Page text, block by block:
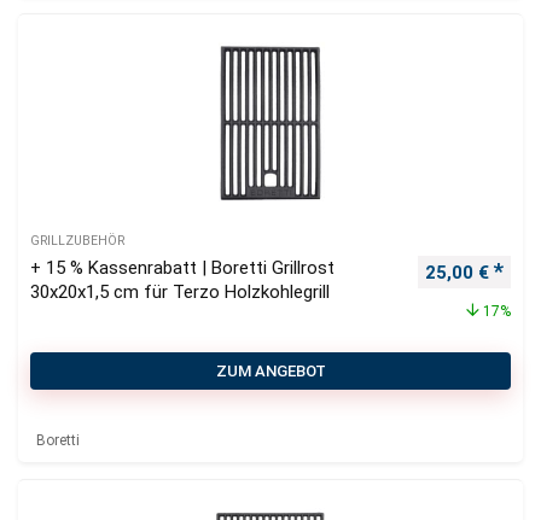
GRILLZUBEHÖR
+ 15 % Kassenrabatt | Boretti Grillrost
30x20x1,5 cm für Terzo Holzkohlegrill
25,00 €
17%
ZUM ANGEBOT
Boretti